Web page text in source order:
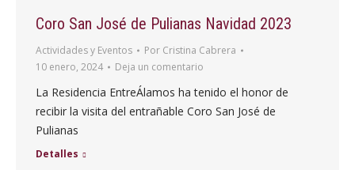
Coro San José de Pulianas Navidad 2023
Actividades y Eventos Por Cristina Cabrera
10 enero, 2024
Deja un comentario
La Residencia EntreÁlamos ha tenido el honor de
recibir la visita del entrañable Coro San José de
Pulianas
Detalles